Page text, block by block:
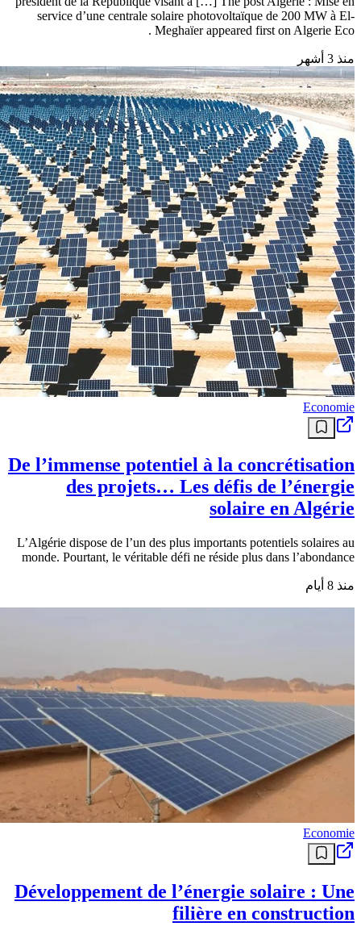
service d’une centrale solaire photovoltaïque de 200 MW à El-
Meghaïer appeared first on Algerie Eco .
منذ 3 أشهر
Economie
De l’immense potentiel à la concrétisation
des projets… Les défis de l’énergie
solaire en Algérie
L’Algérie dispose de l’un des plus importants potentiels solaires au
monde. Pourtant, le véritable défi ne réside plus dans l’abondance
منذ 8 أيام
Economie
Développement de l’énergie solaire : Une
filière en construction